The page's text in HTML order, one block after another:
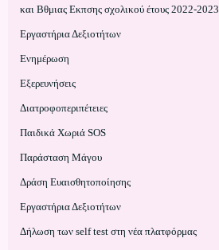
και Βθμιας Εκπσης σχολικού έτους 2022-2023
Εργαστήρια Δεξιοτήτων
Ενημέρωση
Εξερευνήσεις
Διατροφοπεριπέτειες
Παιδικά Χωριά SOS
Παράσταση Μάγου
Δράση Ευαισθητοποίησης
Εργαστήρια Δεξιοτήτων
Δήλωση των self test στη νέα πλατφόρμας